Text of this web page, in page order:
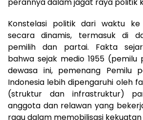
Konstelasi politik dari waktu
secara dinamis, termasuk di
pemilih dan partai. Fakta
bahwa sejak medio 1955
dewasa ini, pemenang Pemilu
Indonesia lebih dipengaruhi oleh
(struktur dan infrastruktur)
anggota dan relawan yang
ragu dalam memobilisasi